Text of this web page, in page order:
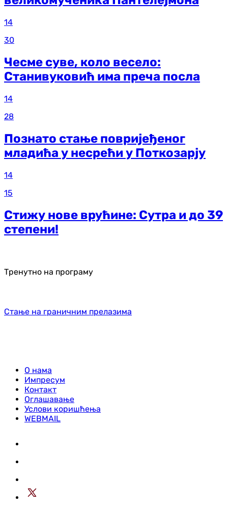
14
30
Чесме суве, коло весело:
Станивуковић има преча посла
14
28
Познато стање повријеђеног
младића у несрећи у Поткозарју
14
15
Стижу нове врућине: Сутра и до 39
степени!
Тренутно на програму
Стање на граничним прелазима
О нама
Импресум
Контакт
Оглашавање
Услови коришћења
WEBMAIL